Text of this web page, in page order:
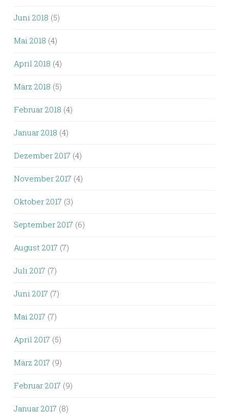
Juni 2018 (5)
Mai 2018 (4)
April 2018 (4)
März 2018 (5)
Februar 2018 (4)
Januar 2018 (4)
Dezember 2017 (4)
November 2017 (4)
Oktober 2017 (3)
September 2017 (6)
August 2017 (7)
Juli 2017 (7)
Juni 2017 (7)
Mai 2017 (7)
April 2017 (5)
März 2017 (9)
Februar 2017 (9)
Januar 2017 (8)